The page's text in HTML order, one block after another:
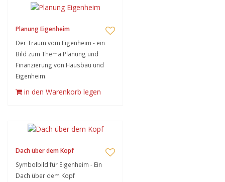
Planung Eigenheim
Der Traum vom Eigenheim - ein
Bild zum Thema Planung und
Finanzierung von Hausbau und
Eigenheim.
in den Warenkorb legen
Dach über dem Kopf
Symbolbild für Eigenheim - Ein
Dach über dem Kopf